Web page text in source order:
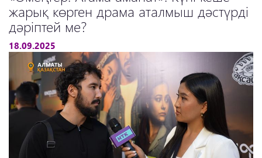
жарық көрген драма аталмыш дәстүрді
дәріптей ме?
18.09.2025